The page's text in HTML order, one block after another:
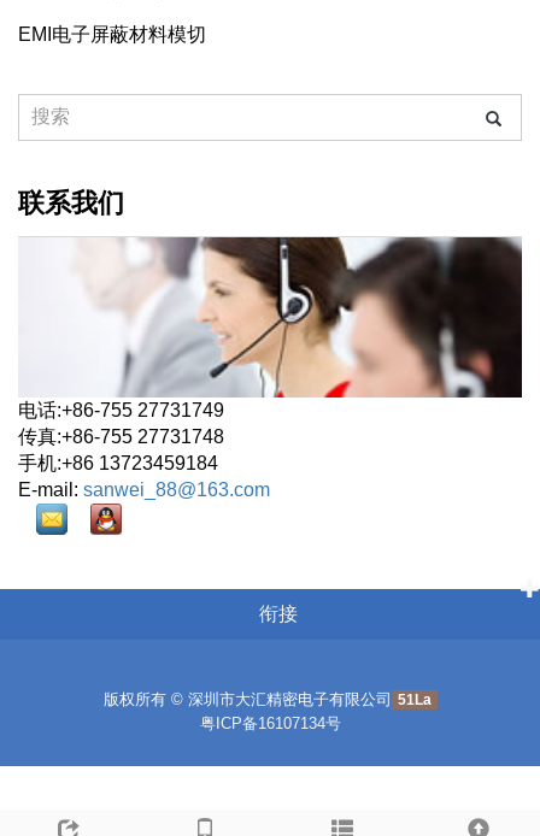
EMI电子屏蔽材料模切
联系我们
电话:+86-755 27731749
传真:+86-755 27731748
手机:+86 13723459184
E-mail: sanwei_88@163.com
衔接
版权所有 © 深圳市大汇精密电子有限公司 51La
粤ICP备16107134号